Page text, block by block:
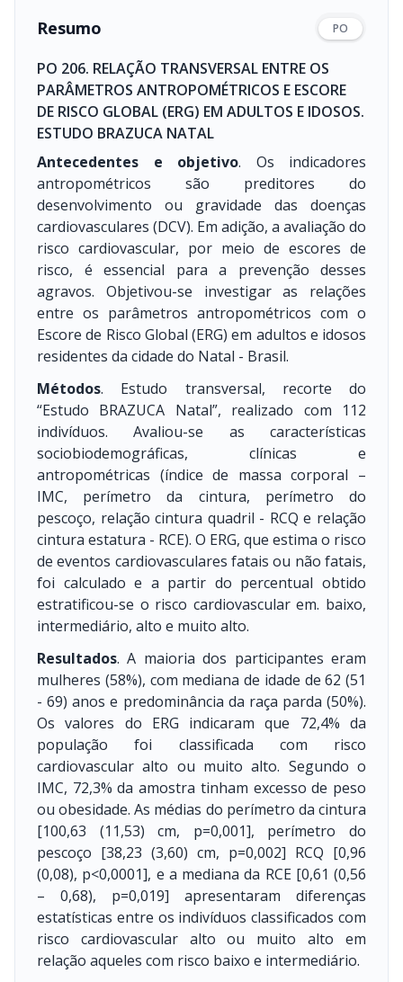
Resumo PO
PO 206. RELAÇÃO TRANSVERSAL ENTRE OS
PARÂMETROS ANTROPOMÉTRICOS E ESCORE
DE RISCO GLOBAL (ERG) EM ADULTOS E IDOSOS.
ESTUDO BRAZUCA NATAL
Antecedentes e objetivo. Os indicadores
antropométricos são preditores do
desenvolvimento ou gravidade das doenças
cardiovasculares (DCV). Em adição, a avaliação do
risco cardiovascular, por meio de escores de
risco, é essencial para a prevenção desses
agravos. Objetivou-se investigar as relações
entre os parâmetros antropométricos com o
Escore de Risco Global (ERG) em adultos e idosos
residentes da cidade do Natal - Brasil.
Métodos. Estudo transversal, recorte do
“Estudo BRAZUCA Natal”, realizado com 112
indivíduos. Avaliou-se as características
sociobiodemográficas, clínicas e
antropométricas (índice de massa corporal –
IMC, perímetro da cintura, perímetro do
pescoço, relação cintura quadril - RCQ e relação
cintura estatura - RCE). O ERG, que estima o risco
de eventos cardiovasculares fatais ou não fatais,
foi calculado e a partir do percentual obtido
estratificou-se o risco cardiovascular em. baixo,
intermediário, alto e muito alto.
Resultados. A maioria dos participantes eram
mulheres (58%), com mediana de idade de 62 (51
- 69) anos e predominância da raça parda (50%).
Os valores do ERG indicaram que 72,4% da
população foi classificada com risco
cardiovascular alto ou muito alto. Segundo o
IMC, 72,3% da amostra tinham excesso de peso
ou obesidade. As médias do perímetro da cintura
[100,63 (11,53) cm, p=0,001], perímetro do
pescoço [38,23 (3,60) cm, p=0,002] RCQ [0,96
(0,08), p<0,0001], e a mediana da RCE [0,61 (0,56
– 0,68), p=0,019] apresentaram diferenças
estatísticas entre os indivíduos classificados com
risco cardiovascular alto ou muito alto em
relação aqueles com risco baixo e intermediário.